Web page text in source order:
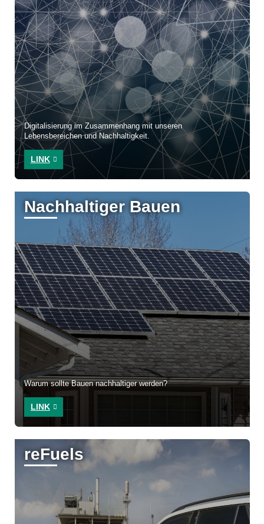
Digitalisierung im Zusammenhang mit unseren
Lebensbereichen und Nachhaltigkeit.
LINK
Nachhaltiger Bauen
Warum sollte Bauen nachhaltiger werden?
LINK
reFuels